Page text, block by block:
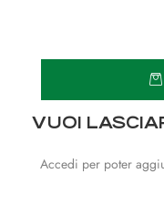
VUOI
Accedi per poter